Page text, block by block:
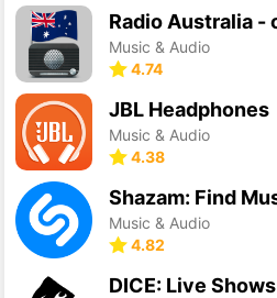
Music & Audio
4.74
JBL Headphones
Music & Audio
4.38
Music & Audio
4.82
DICE: Live Shows